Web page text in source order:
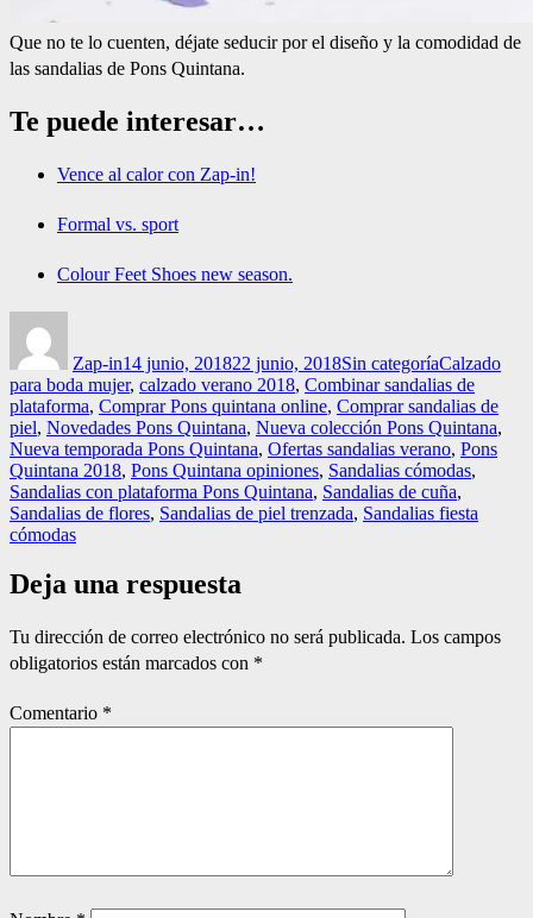
Que no te lo cuenten, déjate seducir por el diseño y la comodidad de
las sandalias de Pons Quintana.
Te puede interesar…
Vence al calor con Zap-in!
Formal vs. sport
Colour Feet Shoes new season.
Zap-in14 junio, 201822 junio, 2018Sin categoríaCalzado
para boda mujer, calzado verano 2018, Combinar sandalias de
plataforma, Comprar Pons quintana online, Comprar sandalias de
piel, Novedades Pons Quintana, Nueva colección Pons Quintana,
Nueva temporada Pons Quintana, Ofertas sandalias verano, Pons
Quintana 2018, Pons Quintana opiniones, Sandalias cómodas,
Sandalias con plataforma Pons Quintana, Sandalias de cuña,
Sandalias de flores, Sandalias de piel trenzada, Sandalias fiesta
cómodas
Deja una respuesta
Tu dirección de correo electrónico no será publicada. Los campos
obligatorios están marcados con *
Comentario *